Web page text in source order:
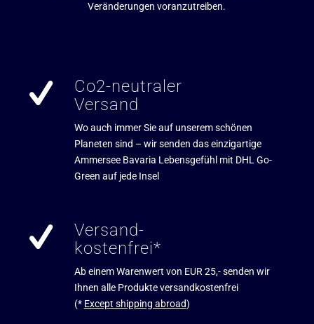
Veränderungen voranzutreiben.
Co2-neutraler
Versand
Wo auch immer Sie auf unserem schönen
Planeten sind – wir senden das einzigartige
Ammersee Bavaria Lebensgefühl mit DHL Go-
Green auf jede Insel
Versand-
kostenfrei*
Ab einem Warenwert von EUR 25,- senden wir
Ihnen alle Produkte versandkostenfrei
(* Except shipping abroad)